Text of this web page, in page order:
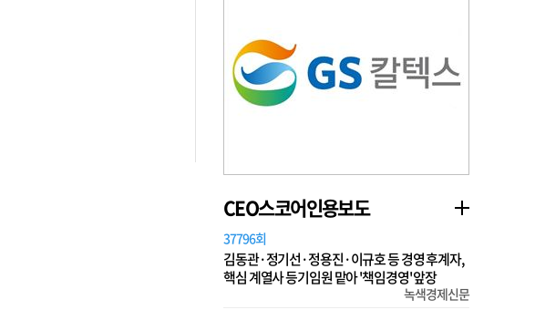
CEO스코어인용보도
37796회
김동관·정기선·정용진·이규호 등 경영 후계자,
핵심 계열사 등기임원 맡아 '책임경영' 앞장
녹색경제신문